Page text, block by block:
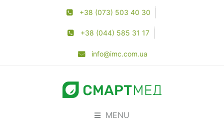
+38 (073) 503 40 30
+38 (044) 585 31 17
info@imc.com.ua
MENU